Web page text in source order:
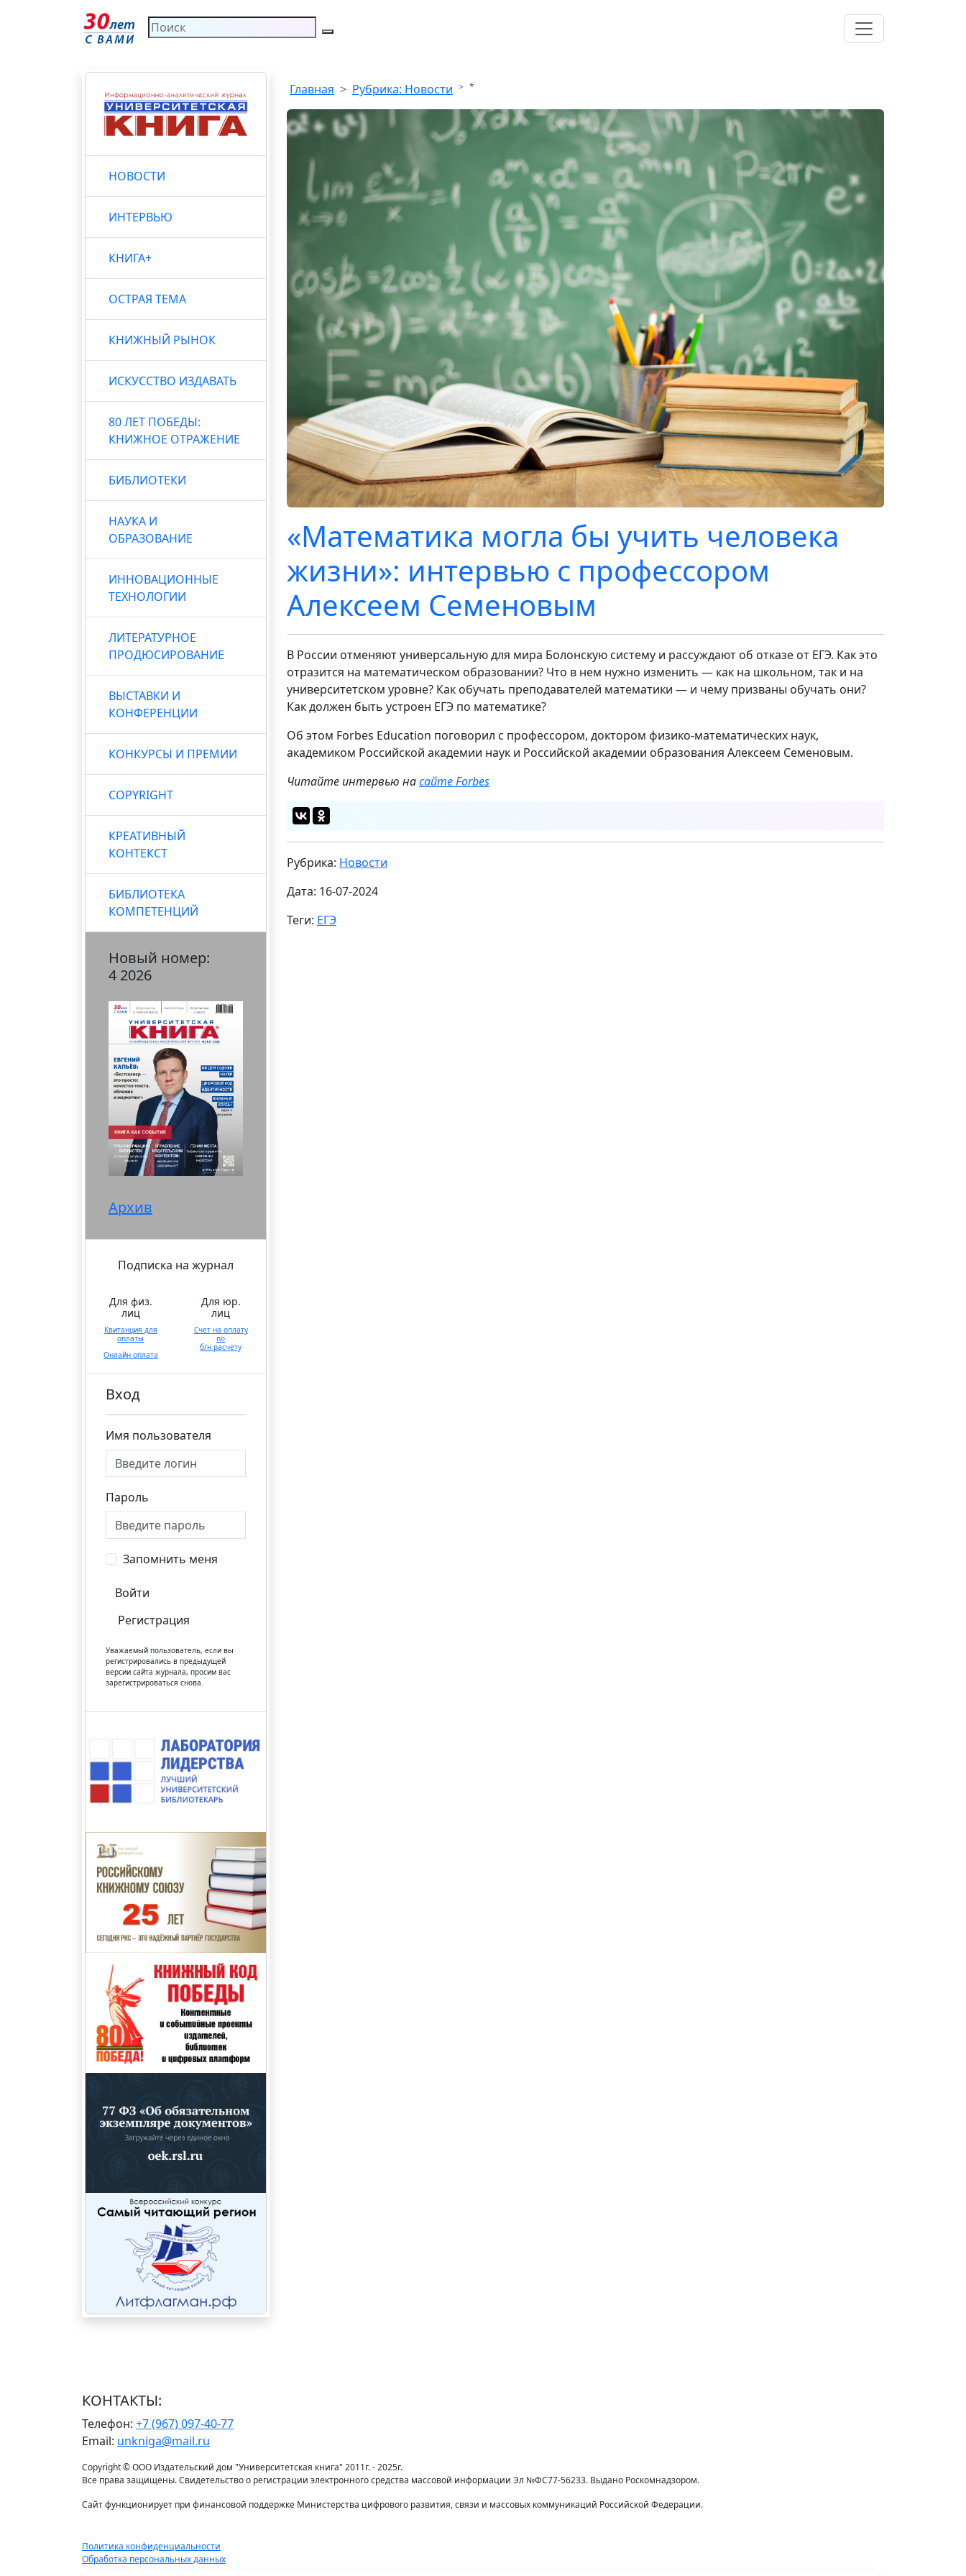
НОВОСТИ
ИНТЕРВЬЮ
КНИГА+
ОСТРАЯ ТЕМА
КНИЖНЫЙ РЫНОК
ИСКУССТВО ИЗДАВАТЬ
80 ЛЕТ ПОБЕДЫ:
КНИЖНОЕ ОТРАЖЕНИЕ
БИБЛИОТЕКИ
НАУКА И
ОБРАЗОВАНИЕ
ИННОВАЦИОННЫЕ
ТЕХНОЛОГИИ
ЛИТЕРАТУРНОЕ
ПРОДЮСИРОВАНИЕ
ВЫСТАВКИ И
КОНФЕРЕНЦИИ
КОНКУРСЫ И ПРЕМИИ
COPYRIGHT
КРЕАТИВНЫЙ
КОНТЕКСТ
БИБЛИОТЕКА
КОМПЕТЕНЦИЙ
Новый номер:
4 2026
Архив
Подписка на журнал
Для физ.
лиц
Квитанция для
оплаты
Онлайн оплата
Для юр.
лиц
Счет на оплату
по
б/н расчету
Вход
Имя пользователя
Пароль
Запомнить меня
Войти
Регистрация
Уважаемый пользователь, если вы
регистрировались в предыдущей
версии сайта журнала, просим вас
зарегистрироваться снова.
Главная Рубрика: Новости *
«Математика могла бы учить человека
жизни»: интервью с профессором
Алексеем Семеновым
В России отменяют универсальную для мира Болонскую систему и рассуждают об отказе от ЕГЭ. Как это
отразится на математическом образовании? Что в нем нужно изменить — как на школьном, так и на
университетском уровне? Как обучать преподавателей математики — и чему призваны обучать они?
Как должен быть устроен ЕГЭ по математике?
Об этом Forbes Education поговорил с профессором, доктором физико-математических наук,
академиком Российской академии наук и Российской академии образования Алексеем Семеновым.
Читайте интервью насайте Forbes
Рубрика: Новости
Дата: 16-07-2024
Теги: ЕГЭ
КОНТАКТЫ:
Телефон: +7 (967) 097-40-77
Email: unkniga@mail.ru
Copyright © ООО Издательский дом "Университетская книга" 2011г. - 2025г.
Все права защищены. Свидетельство о регистрации электронного средства массовой информации Эл №ФС77-56233. Выдано Роскомнадзором.
Сайт функционирует при финансовой поддержке Министерства цифрового развития, связи и массовых коммуникаций Российской Федерации.
Политика конфиденциальности
Обработка персональных данных